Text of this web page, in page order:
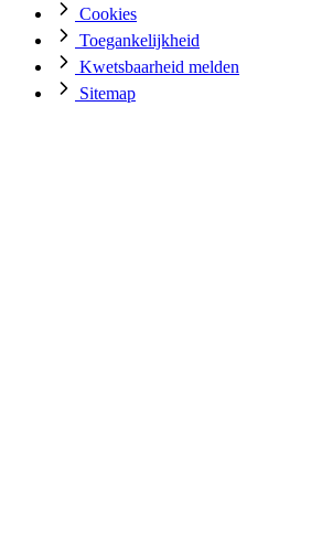
Cookies
Toegankelijkheid
Kwetsbaarheid melden
Sitemap